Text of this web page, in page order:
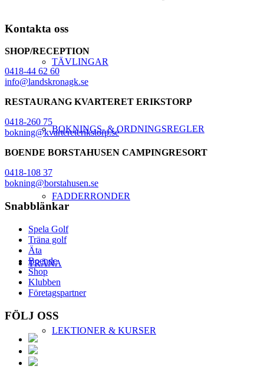
TÄVLINGAR
BOKNINGS- & ORDNINGSREGLER
FADDERRONDER
TRÄNA
LEKTIONER & KURSER
Kontakta oss
SHOP/RECEPTION
0418-44 62 60
info@landskronagk.se
RESTAURANG KVARTERET ERIKSTORP
0418-260 75
bokning@kvartereterikstorp.se
BOENDE BORSTAHUSEN CAMPINGRESORT
0418-108 37
bokning@borstahusen.se
Snabblänkar
Spela Golf
Träna golf
Äta
Boende
Shop
Klubben
Företagspartner
FÖLJ OSS